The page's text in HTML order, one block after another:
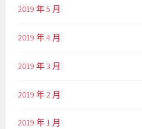
2019 年 5 月
2019 年 4 月
2019 年 3 月
2019 年 2 月
2019 年 1 月